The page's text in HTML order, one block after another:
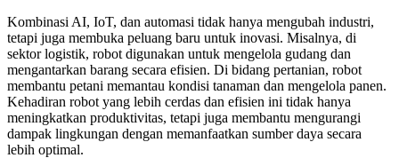
Kombinasi AI, IoT, dan automasi tidak hanya mengubah industri,
tetapi juga membuka peluang baru untuk inovasi. Misalnya, di
sektor logistik, robot digunakan untuk mengelola gudang dan
mengantarkan barang secara efisien. Di bidang pertanian, robot
membantu petani memantau kondisi tanaman dan mengelola panen.
Kehadiran robot yang lebih cerdas dan efisien ini tidak hanya
meningkatkan produktivitas, tetapi juga membantu mengurangi
dampak lingkungan dengan memanfaatkan sumber daya secara
lebih optimal.